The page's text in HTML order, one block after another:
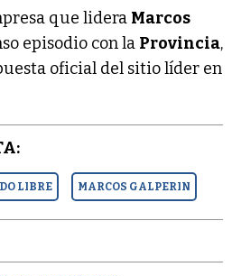
que lidera Marcos
episodio con la Provincia,
oficial del sitio líder en
LIBRE MARCOS GALPERIN